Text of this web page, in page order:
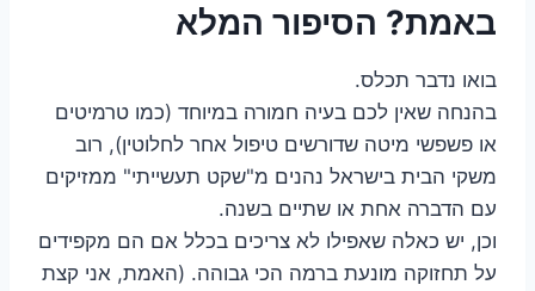
באמת? הסיפור המלא
בואו נדבר תכלס.
בהנחה שאין לכם בעיה חמורה במיוחד (כמו טרמיטים
או פשפשי מיטה שדורשים טיפול אחר לחלוטין), רוב
משקי הבית בישראל נהנים מ"שקט תעשייתי" ממזיקים
עם הדברה אחת או שתיים בשנה.
וכן, יש כאלה שאפילו לא צריכים בכלל אם הם מקפידים
על תחזוקה מונעת ברמה הכי גבוהה. (האמת, אני קצת